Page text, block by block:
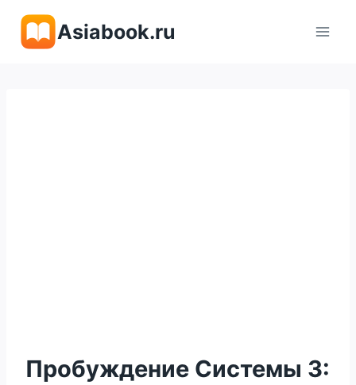
содержимому
Asiabook.ru
Пробуждение Системы 3: